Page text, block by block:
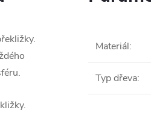
Materiál:
Typ dřeva: